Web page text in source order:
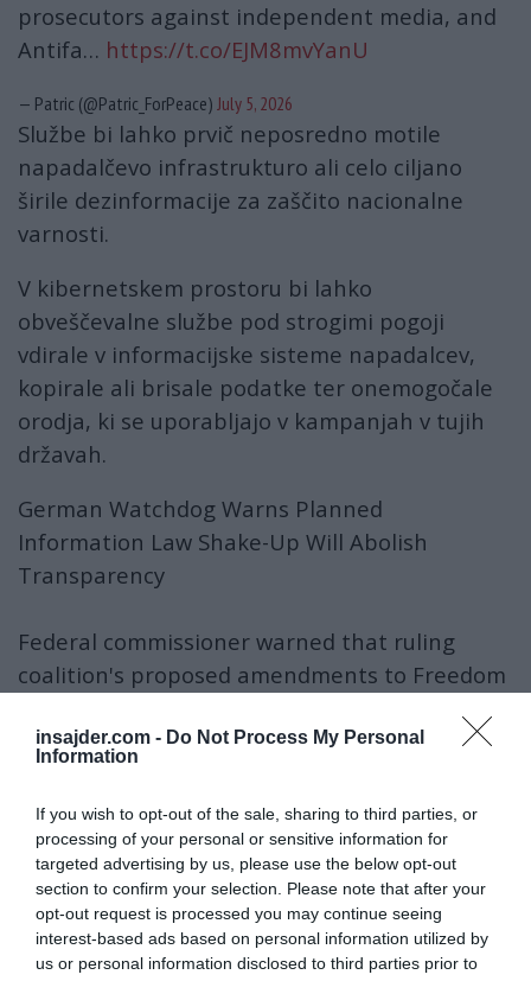
insajder.com - Do Not Process My Personal
Information
If you wish to opt-out of the sale, sharing to third parties, or
processing of your personal or sensitive information for
targeted advertising by us, please use the below opt-out
section to confirm your selection. Please note that after your
opt-out request is processed you may continue seeing
interest-based ads based on personal information utilized by
us or personal information disclosed to third parties prior to
prosecutors against independent media, and
Antifa… https://t.co/EJM8mvYanU
— Patric (@Patric_ForPeace) July 5, 2026
Službe bi lahko prvič neposredno motile
napadalčevo infrastrukturo ali celo ciljano
širile dezinformacije za zaščito nacionalne
varnosti.
V kibernetskem prostoru bi lahko
obveščevalne službe pod strogimi pogoji
vdirale v informacijske sisteme napadalcev,
kopirale ali brisale podatke ter onemogočale
orodja, ki se uporabljajo v kampanjah v tujih
državah.
German Watchdog Warns Planned
Information Law Shake-Up Will Abolish
Transparency
Federal commissioner warned that ruling
coalition's proposed amendments to Freedom
abolition of governmental
— Clash Report (@clashreport)July 4, 2026
Osnutek zakona določa tudi pravila za
uporabo vladne vohunske programske opreme
za spletno iskanje in tako imenovani nadzor
komunikacijskih virov.